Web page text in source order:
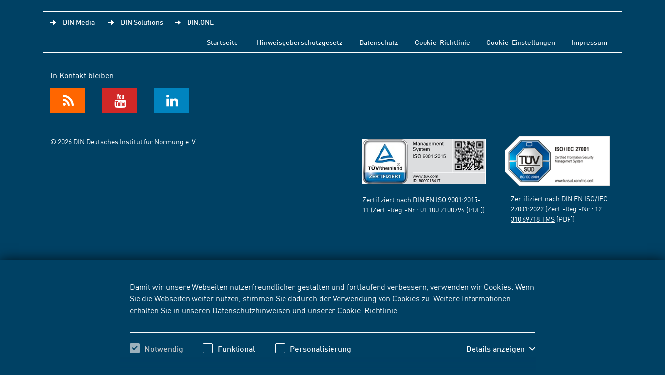
Damit wir unsere Webseiten nutzerfreundlicher gestalten und fortlaufend verbessern, verwenden wir Cookies. Wenn
Sie die Webseiten weiter nutzen, stimmen Sie dadurch der Verwendung von Cookies zu. Weitere Informationen
erhalten Sie in unseren Datenschutzhinweisen und unserer Cookie-Richtlinie
Notwendig Funktional Personalisierung Details anzeigen
DIN Media DIN Solutions DIN.ONE
Startseite Hinweisgeberschutzgesetz Datenschutz Cookie-Richtlinie Cookie-Einstellungen Impressum
In Kontakt bleiben
© 2026 DIN Deutsches Institut für Normung e. V.
Zertifiziert nach DIN EN ISO 9001:2015-
11 (Zert.-Reg.-Nr.: 01 100 2100794 [PDF])
Zertifiziert nach DIN EN ISO/IEC
27001:2022 (Zert.-Reg.-Nr.: 12
310 69718 TMS [PDF])